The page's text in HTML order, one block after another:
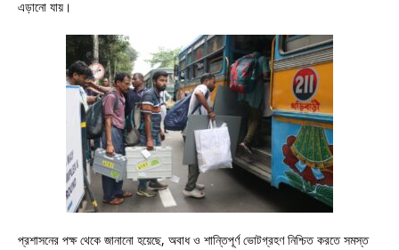
এড়ানো যায়।
প্রশাসনের পক্ষ থেকে জানানো হয়েছে, অবাধ ও শান্তিপূর্ণ ভোটগ্রহণ নিশ্চিত করতে সমস্ত